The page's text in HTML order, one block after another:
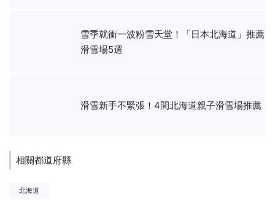
雪季就衝一波粉雪天堂！「日本北海道」推薦
滑雪場5選
滑雪新手不緊張！4間北海道親子滑雪場推薦
相關都道府縣
北海道